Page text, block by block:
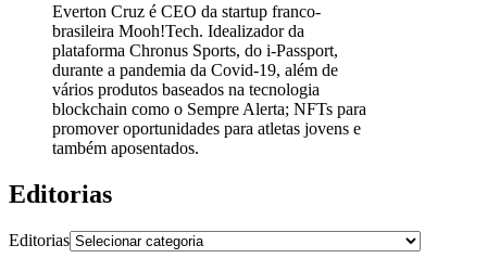
Everton Cruz é CEO da startup franco-
brasileira Mooh!Tech. Idealizador da
plataforma Chronus Sports, do i-Passport,
durante a pandemia da Covid-19, além de
vários produtos baseados na tecnologia
blockchain como o Sempre Alerta; NFTs para
promover oportunidades para atletas jovens e
também aposentados.
Editorias
Editorias